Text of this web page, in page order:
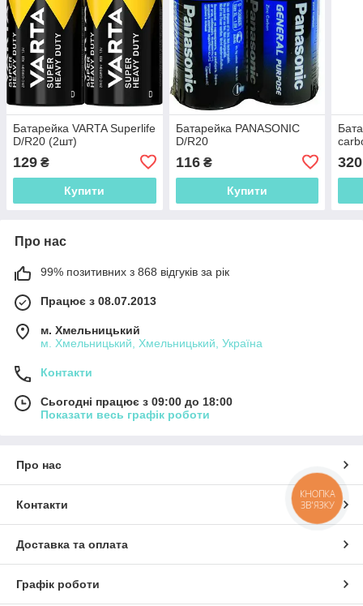
Батарейка VARTA Superlife
D/R20 (2шт)
129 ₴
Купити
Батарейка PANASONIC
D/R20
116₴
Купити
320
Про нас
99% позитивних з 868 відгуків за рік
Працює з 08.07.2013
м. Хмельницький
м. Хмельницький, Хмельницький, Україна
Контакти
Сьогодні працює з 09:00 до 18:00
Показати весь графік роботи
Про нас
Контакти
Доставка та оплата
Графік роботи
КНОПКА
ЗВ'ЯЗКУ